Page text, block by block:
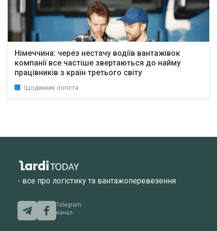
Німеччина: через нестачу водіїв вантажівок
компанії все частіше звертаються до найму
працівників з країн третього світу
Щоденник логіста
- все про логістику та вантажоперевезення
Telegram
канал